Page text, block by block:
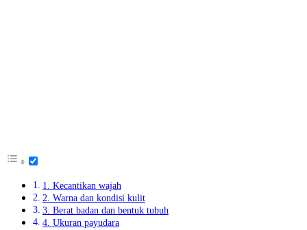
1. Kecantikan wajah
2. Warna dan kondisi kulit
3. Berat badan dan bentuk tubuh
4. Ukuran payudara